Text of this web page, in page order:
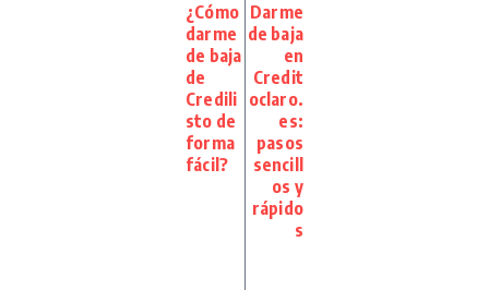
¿Cómo
darme
de baja
de
Credili
sto de
forma
fácil?
Darme
de baja
en
Credit
oclaro.
es:
pasos
sencill
os y
rápido
s